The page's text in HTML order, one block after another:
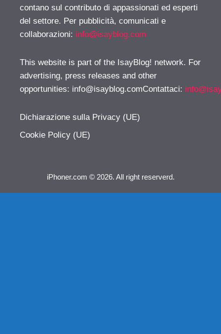
contano sul contributo di appassionati ed esperti
del settore. Per pubblicità, comunicati e
collaborazioni: info@isayblog.com
This website is part of the IsayBlog! network. For
advertising, press releases and other
opportunities: info@isayblog.comContattaci:
Dichiarazione sulla Privacy (UE)
Cookie Policy (UE)
iPhoner.com © 2026. All right reserverd.